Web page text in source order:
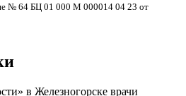
№ 64 БЦ 01 000 М 000014 04 23 от
в Железногорске врачи